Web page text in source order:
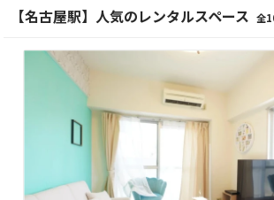
【名古屋駅】人気のレンタルスペース 全